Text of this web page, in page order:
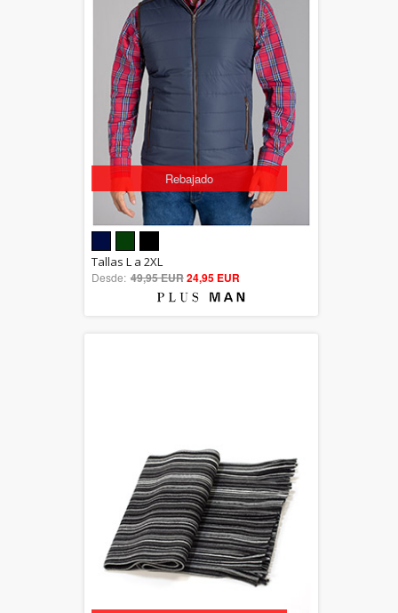
Rebajado
out of 5
Tallas L a 2XL
Desde: 49,95 EUR24,95 EUR